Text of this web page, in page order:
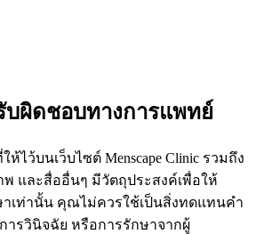
ผิดชอบทางการแพทย์
ไว้บนเว็บไซต์ Menscape Clinic รวมถึง
และสื่ออื่นๆ มีวัตถุประสงค์เพื่อให้
เท่านั้น คุณไม่ควรใช้เป็นสิ่งทดแทนคำ
ารวินิจฉัย หรือการรักษาจากผู้